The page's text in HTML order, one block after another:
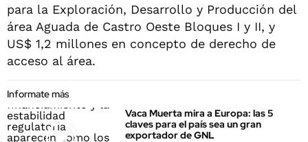
para la Exploración, Desarrollo y Producción del
área Aguada de Castro Oeste Bloques I y II, y
US$ 1,2 millones en concepto de derecho de
acceso al área.
Informate más
Vaca Muerta mira a Europa: las 5
claves para el país sea un gran
exportador de GNL